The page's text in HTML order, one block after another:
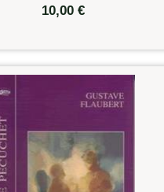
10,00 €